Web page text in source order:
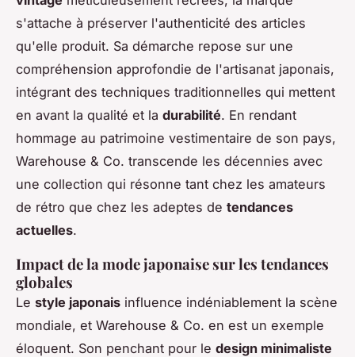
s'attache à préserver l'authenticité des articles
qu'elle produit. Sa démarche repose sur une
compréhension approfondie de l'artisanat japonais,
intégrant des techniques traditionnelles qui mettent
en avant la qualité et la durabilité. En rendant
hommage au patrimoine vestimentaire de son pays,
Warehouse & Co. transcende les décennies avec
une collection qui résonne tant chez les amateurs
de rétro que chez les adeptes de tendances
actuelles.
Impact de la mode japonaise sur les tendances
globales
Le style japonais influence indéniablement la scène
mondiale, et Warehouse & Co. en est un exemple
éloquent. Son penchant pour le design minimaliste